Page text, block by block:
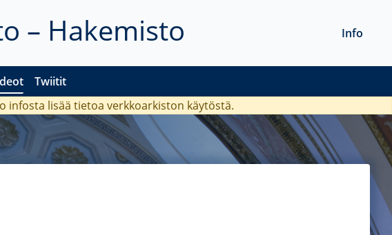
– Hakemisto
Twiitit
Info
infosta lisää tietoa verkkoarkiston käytöstä.